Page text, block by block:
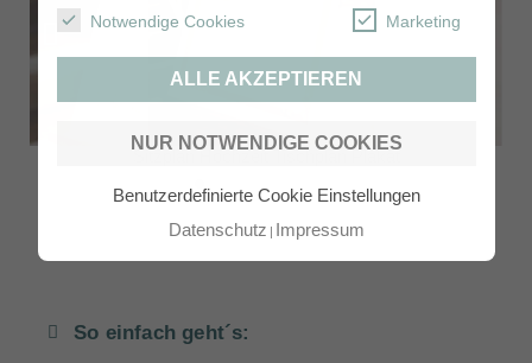
Notwendige Cookies Marketing
ALLE AKZEPTIEREN
NUR NOTWENDIGE COOKIES
Benutzerdefinierte Cookie Einstellungen
Datenschutz Impressum
Sitzplan Hochzeit Tischplan Plakat
So einfach geht´s: